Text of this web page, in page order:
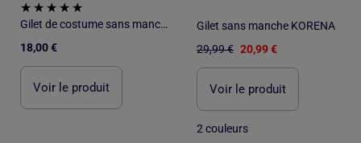
Gilet de costume sans manches uni
18,00 €
Voir le produit
Gilet sans manche KORENA
29,99 € 20,99 €
Voir le produit
2 couleurs